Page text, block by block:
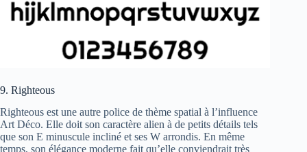
9. Righteous
Righteous est une autre police de thème spatial à l’influence
Art Déco. Elle doit son caractère alien à de petits détails tels
que son E minuscule incliné et ses W arrondis. En même
temps, son élégance moderne fait qu’elle conviendrait très